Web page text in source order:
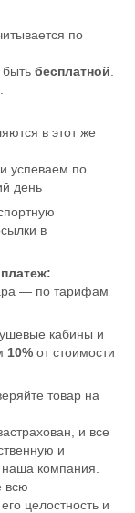
по
бесплатной
в этот же
успеваем по
день
в
— по тарифам
кабины и
10% от стоимости
товар на
и все
и
компания.
всю
целостность и